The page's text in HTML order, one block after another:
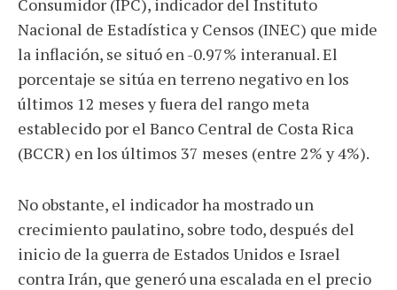
Consumidor (IPC), indicador del Instituto
Nacional de Estadística y Censos (INEC) que mide
la inflación, se situó en -0.97% interanual. El
porcentaje se sitúa en terreno negativo en los
últimos 12 meses y fuera del rango meta
establecido por el Banco Central de Costa Rica
(BCCR) en los últimos 37 meses (entre 2% y 4%).
No obstante, el indicador ha mostrado un
crecimiento paulatino, sobre todo, después del
inicio de la guerra de Estados Unidos e Israel
contra Irán, que generó una escalada en el precio